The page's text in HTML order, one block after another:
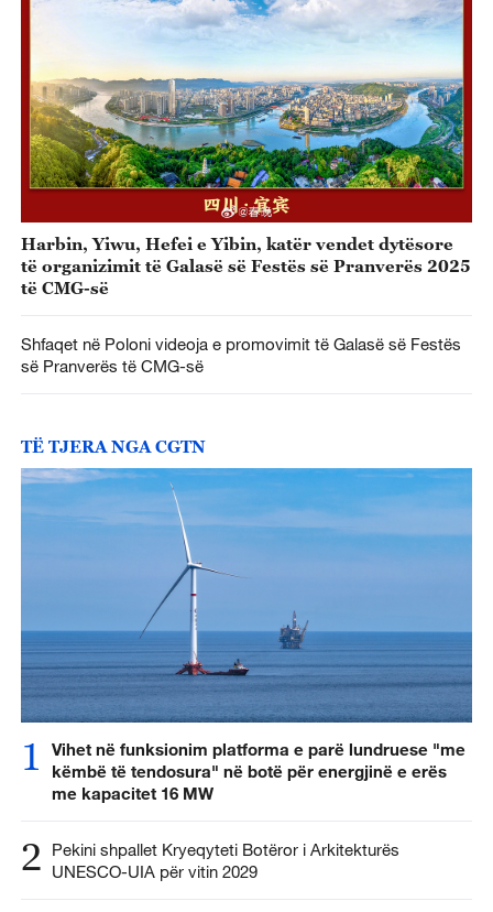
Harbin, Yiwu, Hefei e Yibin, katër vendet dytësore
të organizimit të Galasë së Festës së Pranverës 2025
të CMG-së
Shfaqet në Poloni videoja e promovimit të Galasë së Festës
së Pranverës të CMG-së
TË TJERA NGA CGTN
1
Vihet në funksionim platforma e parë lundruese "me
këmbë të tendosura" në botë për energjinë e erës
me kapacitet 16 MW
2
Pekini shpallet Kryeqyteti Botëror i Arkitekturës
UNESCO-UIA për vitin 2029